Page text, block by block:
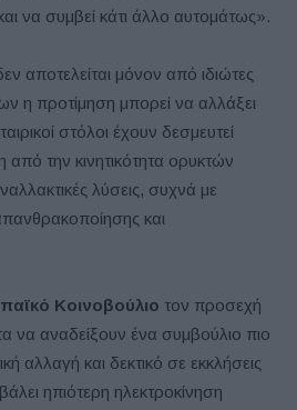
να συμβεί κάτι άλλο αυτομάτως».
αποτελείται μόνον από ιδιώτες
η προτίμηση μπορεί να αλλάξει
στόλοι έχουν δεσμευτεί
την κινητικότητα ορυκτών
λύσεις, συχνά με
και
Κοινοβούλιο τον προσεχή
να αναδείξουν ένα συμβούλιο πιο
αλλαγή και δεκτικό σε εκκλήσεις
ηπιότερη ηλεκτροκίνηση